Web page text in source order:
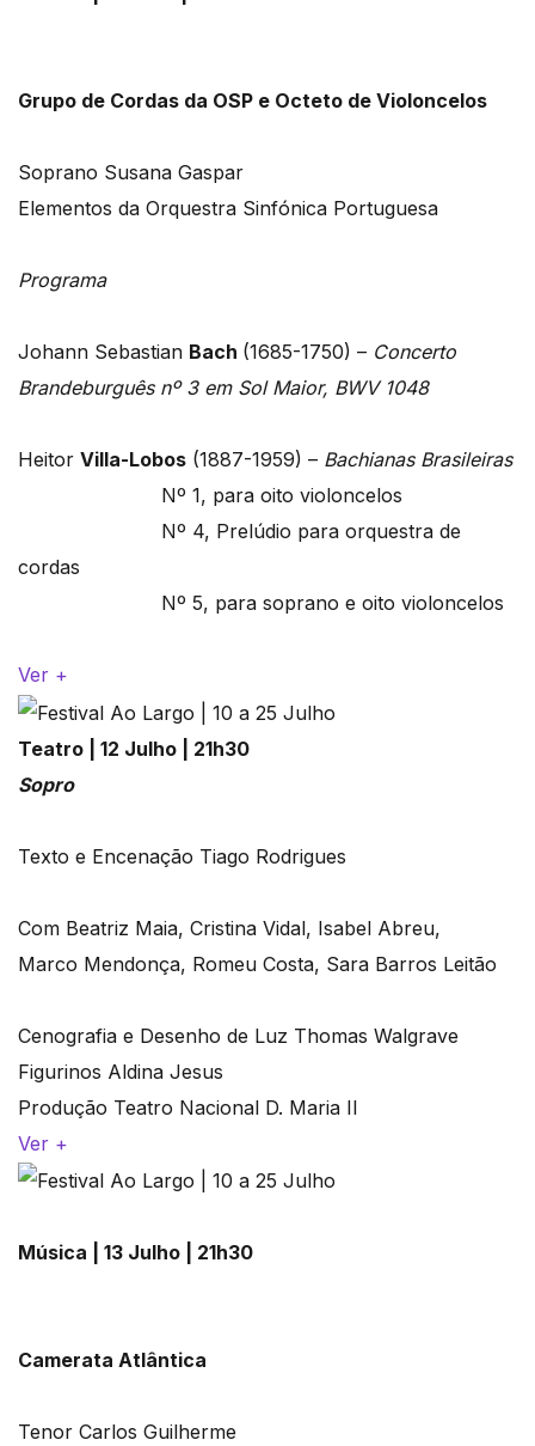
Grupo de Cordas da OSP e Octeto de Violoncelos
Soprano Susana Gaspar
Elementos da Orquestra Sinfónica Portuguesa
Programa
Johann Sebastian Bach (1685-1750) – Concerto
Brandeburguês nº 3 em Sol Maior, BWV 1048
Heitor Villa-Lobos (1887-1959) – Bachianas Brasileiras
Nº 1, para oito violoncelos
Nº 4, Prelúdio para orquestra de
cordas
Nº 5, para soprano e oito violoncelos
Ver +
Teatro | 12 Julho | 21h30
Sopro
Texto e Encenação Tiago Rodrigues
Com Beatriz Maia, Cristina Vidal, Isabel Abreu,
Marco Mendonça, Romeu Costa, Sara Barros Leitão
Cenografia e Desenho de Luz Thomas Walgrave
Figurinos Aldina Jesus
Produção Teatro Nacional D. Maria II
Ver +
Música | 13 Julho | 21h30
Camerata Atlântica
Tenor Carlos Guilherme